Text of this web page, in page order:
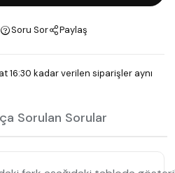
Soru Sor Paylaş
16:30 kadar verilen siparişler aynı
Sorulan Sorular